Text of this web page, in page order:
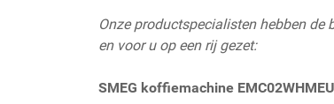
Onze productspecialisten hebben
en voor u op een rij gezet:
SMEG koffiemachine EMC02WHMEU